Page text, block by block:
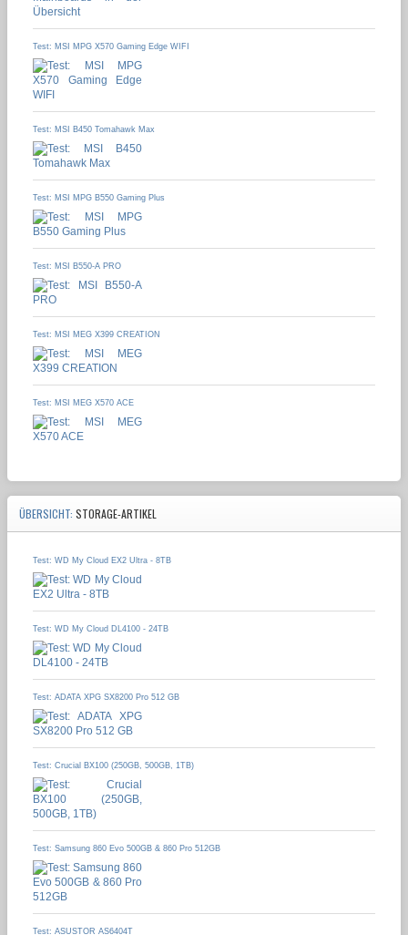
Test: MSI MPG X570 Gaming Edge WIFI
Test: MSI B450 Tomahawk Max
Test: MSI MPG B550 Gaming Plus
Test: MSI B550-A PRO
Test: MSI MEG X399 CREATION
Test: MSI MEG X570 ACE
ÜBERSICHT: STORAGE-ARTIKEL
Test: WD My Cloud EX2 Ultra - 8TB
Test: WD My Cloud DL4100 - 24TB
Test: ADATA XPG SX8200 Pro 512 GB
Test: Crucial BX100 (250GB, 500GB, 1TB)
Test: Samsung 860 Evo 500GB & 860 Pro 512GB
Test: ASUSTOR AS6404T